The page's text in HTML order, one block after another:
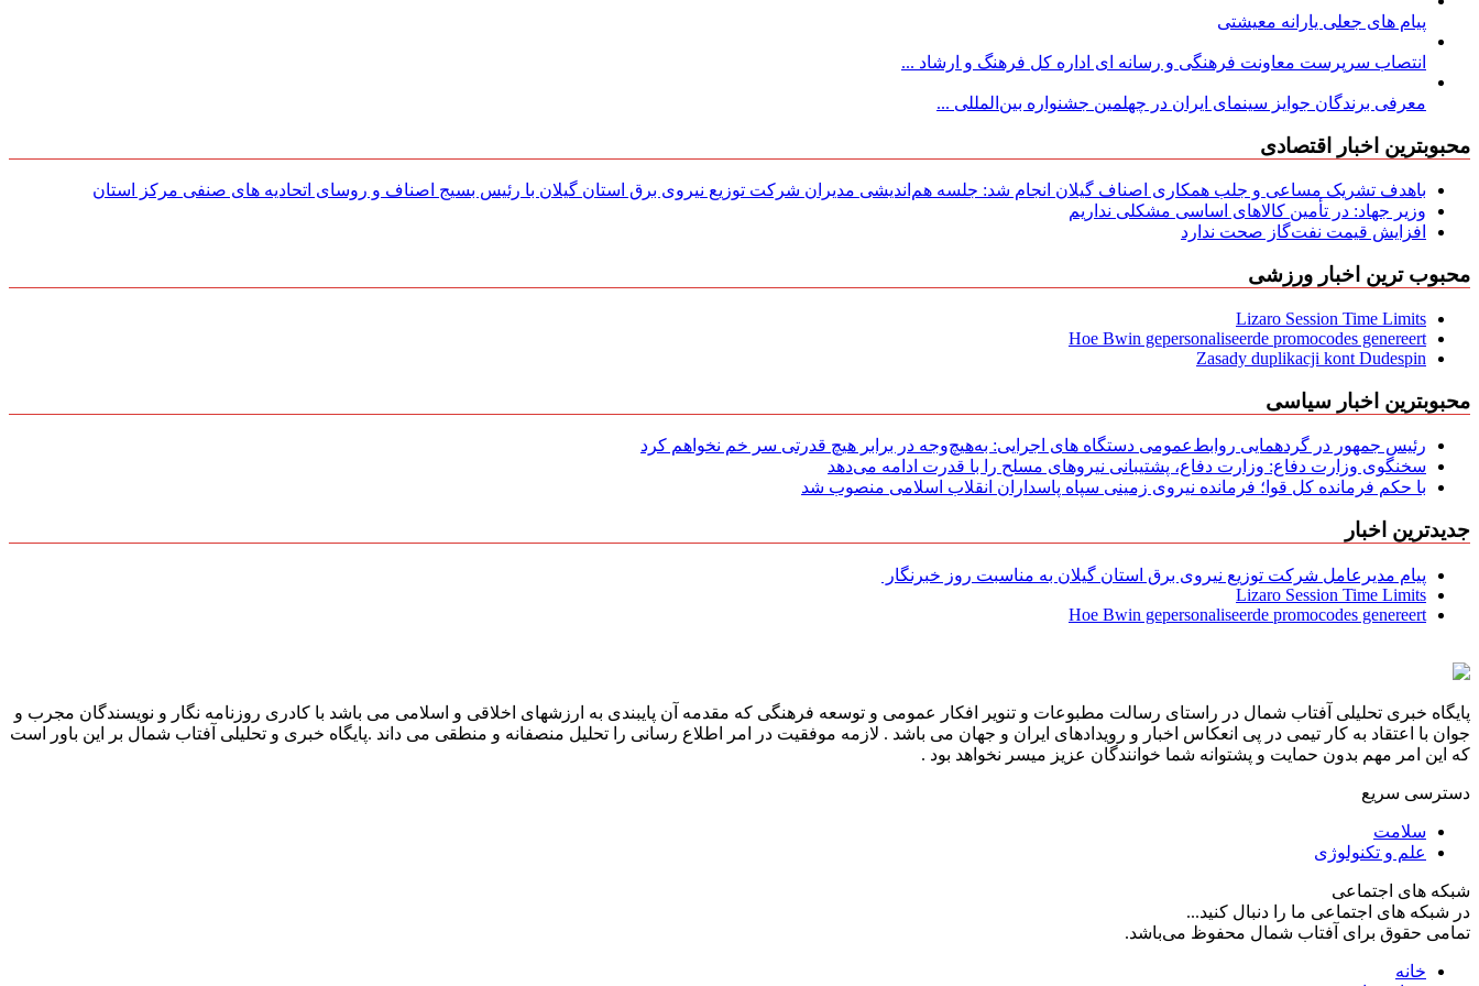
پیام های جعلی یارانه معیشتی
انتصاب سرپرست معاونت فرهنگی و رسانه ای اداره کل فرهنگ و ارشاد ...
معرفی برندگان جوایز سینمای ایران در چهلمین جشنواره بین‌المللی ...
محبوبترین اخبار اقتصادی
باهدف تشریک مساعی و جلب همکاری اصناف گیلان انجام شد: جلسه هم‌اندیشی مدیران شركت توزیع نیروی برق استان گیلان با رئیس بسیج اصناف و روسای اتحادیه های صنفی مركز استان
وزیر جهاد: در تأمین کالاهای اساسی مشکلی نداریم
افزایش قیمت نفت‌گاز صحت ندارد
محبوب ترین اخبار ورزشی
Lizaro Session Time Limits
Hoe Bwin gepersonaliseerde promocodes genereert
Zasady duplikacji kont Dudespin
محبوبترین اخبار سیاسی
رئیس جمهور در گردهمایی روابط‌عمومی دستگاه های اجرایی: به‌هیچ‌وجه در برابر هیچ قدرتی سر خم نخواهم کرد
سخنگوی وزارت دفاع: وزارت دفاع، پشتیبانی نیرو‌های مسلح را با قدرت ادامه می‌دهد
با حکم فرمانده کل قوا؛ فرمانده نیروی زمینی سپاه پاسداران انقلاب اسلامی منصوب شد
جدیدترین اخبار
پیام مدیرعامل شركت توزیع نیروی برق استان گیلان به مناسبت روز خبرنگار ‌
Lizaro Session Time Limits
Hoe Bwin gepersonaliseerde promocodes genereert
پایگاه خبری تحلیلی آفتاب شمال در راستای رسالت مطبوعات و تنویر افکار عمومی و توسعه فرهنگی که مقدمه آن پایبندی به ارزشهای اخلاقی و اسلامی می باشد با کادری روزنامه نگار و نویسندگان مجرب و
جوان با اعتقاد به کار تیمی در پی انعکاس اخبار و رویدادهای ایران و جهان می باشد . لازمه موفقیت در امر اطلاع رسانی را تحلیل منصفانه و منطقی می داند .پایگاه خبری و تحلیلی آفتاب شمال بر این باور است
که این امر مهم بدون حمایت و پشتوانه شما خوانندگان عزیز میسر نخواهد بود .
دسترسی سریع
سلامت
علم و تکنولوژی
شبکه های اجتماعی
در شبکه های اجتماعی ما را دنبال کنید...
تمامی حقوق برای آفتاب شمال محفوظ می‌باشد.
خانه